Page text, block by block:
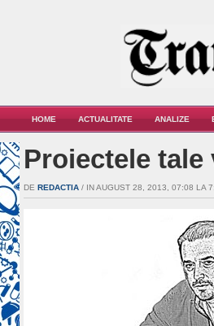
HOME ACTUALITATE ANALIZE
Proiectele tale
DE REDACTIA / IN AUGUST 28, 2013, 07:08 LA